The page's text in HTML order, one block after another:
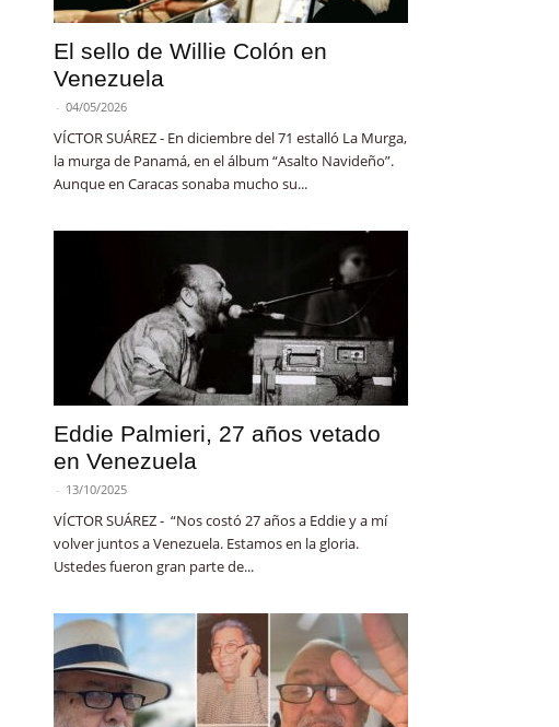
El sello de Willie Colón en
Venezuela
- 04/05/2026
VÍCTOR SUÁREZ - En diciembre del 71 estalló La Murga,
la murga de Panamá, en el álbum “Asalto Navideño”.
Aunque en Caracas sonaba mucho su...
Eddie Palmieri, 27 años vetado
en Venezuela
- 13/10/2025
VÍCTOR SUÁREZ - “Nos costó 27 años a Eddie y a mí
volver juntos a Venezuela. Estamos en la gloria.
Ustedes fueron gran parte de...